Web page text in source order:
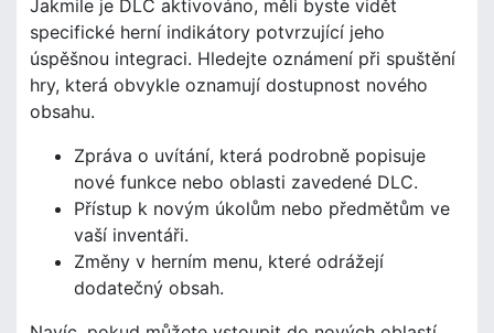
Jakmile je DLC aktivováno, měli byste vidět
specifické herní indikátory potvrzující jeho
úspěšnou integraci. Hledejte oznámení při spuštění
hry, která obvykle oznamují dostupnost nového
obsahu.
Zpráva o uvítání, která podrobně popisuje
nové funkce nebo oblasti zavedené DLC.
Přístup k novým úkolům nebo předmětům ve
vaší inventáři.
Změny v herním menu, které odrážejí
dodatečný obsah.